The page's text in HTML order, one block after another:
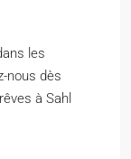
les
nous dès
à Sahl